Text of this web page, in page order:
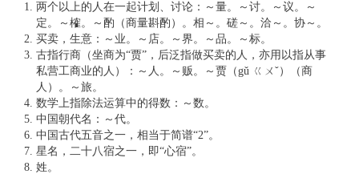
两个以上的人在一起计划、讨论：～量。～讨。～议。～
定。～榷。～酌（商量斟酌）。相～。磋～。洽～。协～。
买卖，生意：～业。～店。～界。～品。～标。
古指行商（坐商为“贾”，后泛指做买卖的人，亦用以指从事
私营工商业的人）：～人。～贩。～贾（gǔ ㄍㄨˇ）（商
人）。～旅。
数学上指除法运算中的得数：～数。
中国朝代名：～代。
中国古代五音之一，相当于简谱“2”。
星名，二十八宿之一，即“心宿”。
姓。